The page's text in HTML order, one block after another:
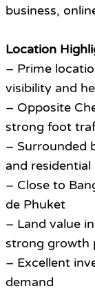
business,
Location
– Prime
visibility and
– Opposite
strong foot
– Surrounded
and
– Close to
de Phuket
– Land value
strong growth
– Excellent
demand